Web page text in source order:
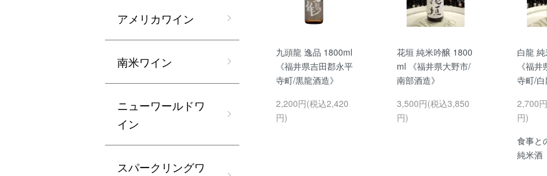
九頭龍 逸品 1800ml
《福井県吉田郡永平
寺町/黒龍酒造》
2,200円(税込2,420
円)
花垣 純米吟醸 1800
ml 《福井県大野市/
南部酒造》
3,500円(税込3,850
円)
白龍
《福
寺町/
2,700
円)
食事と
純米酒
アメリカワイン
南米ワイン
ニューワールドワ
イン
スパークリングワ